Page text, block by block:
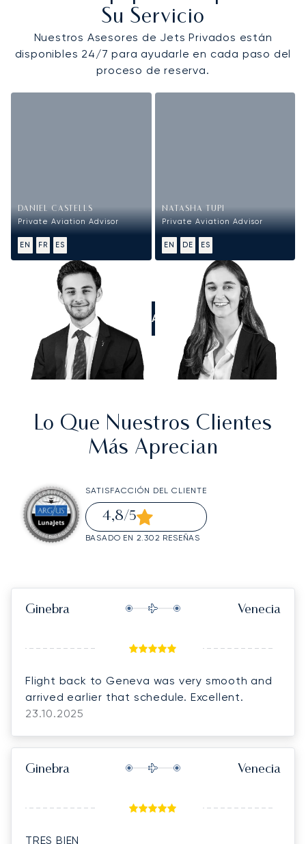
Su Servicio
Nuestros Asesores de Jets Privados están
disponibles 24/7 para ayudarle en cada paso del
proceso de reserva.
DANIEL CASTELLS
Private Aviation Advisor
EN FR ES
NATASHA TUPI
Private Aviation Advisor
EN DE ES
LLÁMANOS
Lo Que Nuestros Clientes
Más Aprecian
SATISFACCIÓN DEL CLIENTE
4,8/5
BASADO EN 2.302 RESEÑAS
Ginebra Venecia
Flight back to Geneva was very smooth and
arrived earlier that schedule. Excellent.
23.10.2025
Ginebra Venecia
TRES BIEN